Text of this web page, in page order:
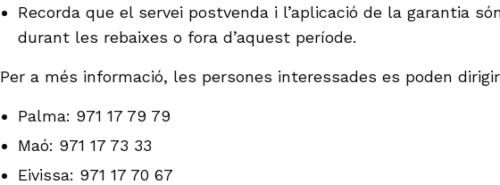
Recorda que el servei postvenda i l’aplicació de la garantia
durant les rebaixes o fora d’aquest període.
Per a més informació, les persones interessades es poden
Palma: 971 17 79 79
Maó: 971 17 73 33
Eivissa: 971 17 70 67